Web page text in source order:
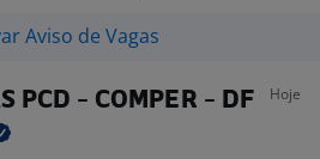
Aviso de Vagas
PCD - COMPER - DF Hoje